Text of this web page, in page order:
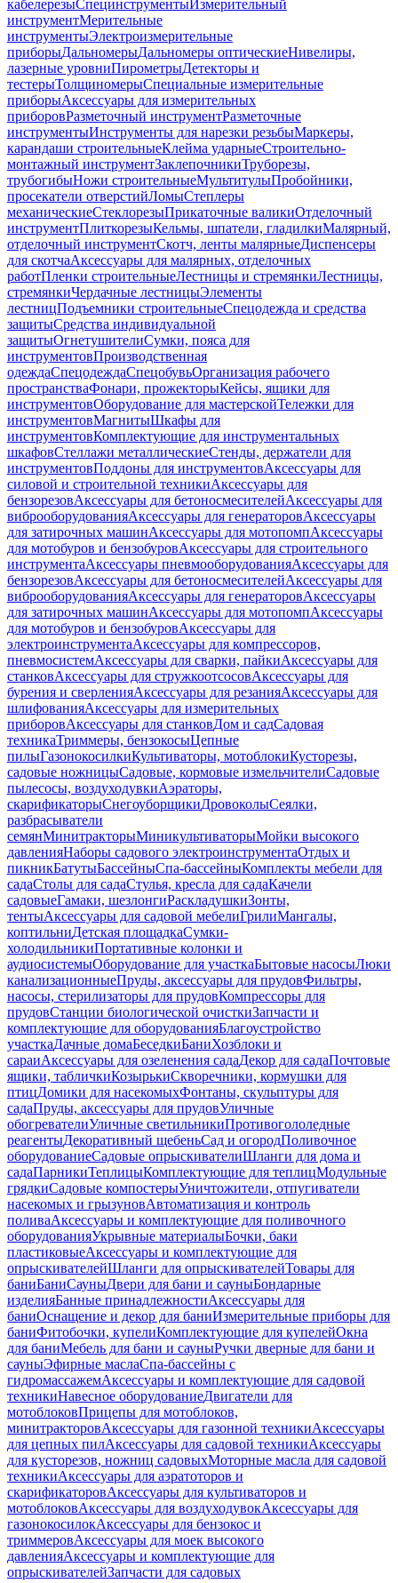
кабелерезыСпецинструментыИзмерительный
инструментМерительные
инструментыЭлектроизмерительные
приборыДальномерыДальномеры оптическиеНивелиры,
лазерные уровниПирометрыДетекторы и
тестерыТолщиномерыСпециальные измерительные
приборыАксессуары для измерительных
приборовРазметочный инструментРазметочные
инструментыИнструменты для нарезки резьбыМаркеры,
карандаши строительныеКлейма ударныеСтроительно-
монтажный инструментЗаклепочникиТруборезы,
трубогибыНожи строительныеМультитулыПробойники,
просекатели отверстийЛомыСтеплеры
механическиеСтеклорезыПрикаточные валикиОтделочный
инструментПлиткорезыКельмы, шпатели, гладилкиМалярный,
отделочный инструментСкотч, ленты малярныеДиспенсеры
для скотчаАксессуары для малярных, отделочных
работПленки строительныеЛестницы и стремянкиЛестницы,
стремянкиЧердачные лестницыЭлементы
лестницПодъемники строительныеСпецодежда и средства
защитыСредства индивидуальной
защитыОгнетушителиСумки, пояса для
инструментовПроизводственная
одеждаСпецодеждаСпецобувьОрганизация рабочего
пространстваФонари, прожекторыКейсы, ящики для
инструментовОборудование для мастерскойТележки для
инструментовМагнитыШкафы для
инструментовКомплектующие для инструментальных
шкафовСтеллажи металлическиеСтенды, держатели для
инструментовПоддоны для инструментовАксессуары для
силовой и строительной техникиАксессуары для
бензорезовАксессуары для бетоносмесителейАксессуары для
виброоборудованияАксессуары для генераторовАксессуары
для затирочных машинАксессуары для мотопомпАксессуары
для мотобуров и бензобуровАксессуары для строительного
инструментаАксессуары пневмооборудованияАксессуары для
бензорезовАксессуары для бетоносмесителейАксессуары для
виброоборудованияАксессуары для генераторовАксессуары
для затирочных машинАксессуары для мотопомпАксессуары
для мотобуров и бензобуровАксессуары для
электроинструментаАксессуары для компрессоров,
пневмосистемАксессуары для сварки, пайкиАксессуары для
станковАксессуары для стружкоотсосовАксессуары для
бурения и сверленияАксессуары для резанияАксессуары для
шлифованияАксессуары для измерительных
приборовАксессуары для станковДом и садСадовая
техникаТриммеры, бензокосыЦепные
пилыГазонокосилкиКультиваторы, мотоблокиКусторезы,
садовые ножницыСадовые, кормовые измельчителиСадовые
пылесосы, воздуходувкиАэраторы,
скарификаторыСнегоуборщикиДровоколыСеялки,
разбрасыватели
семянМинитракторыМиникультиваторыМойки высокого
давленияНаборы садового электроинструментаОтдых и
пикникБатутыБассейныСпа-бассейныКомплекты мебели для
садаСтолы для садаСтулья, кресла для садаКачели
садовыеГамаки, шезлонгиРаскладушкиЗонты,
тентыАксессуары для садовой мебелиГрилиМангалы,
коптильниДетская площадкаСумки-
холодильникиПортативные колонки и
аудиосистемыОборудование для участкаБытовые насосыЛюки
канализационныеПруды, аксессуары для прудовФильтры,
насосы, стерилизаторы для прудовКомпрессоры для
прудовСтанции биологической очисткиЗапчасти и
комплектующие для оборудованияБлагоустройство
участкаДачные домаБеседкиБаниХозблоки и
сараиАксессуары для озеленения садаДекор для садаПочтовые
ящики, табличкиКозырькиСкворечники, кормушки для
птицДомики для насекомыхФонтаны, скульптуры для
садаПруды, аксессуары для прудовУличные
обогревателиУличные светильникиПротивогололедные
реагентыДекоративный щебеньСад и огородПоливочное
оборудованиеСадовые опрыскивателиШланги для дома и
садаПарникиТеплицыКомплектующие для теплицМодульные
грядкиСадовые компостерыУничтожители, отпугиватели
насекомых и грызуновАвтоматизация и контроль
поливаАксессуары и комплектующие для поливочного
оборудованияУкрывные материалыБочки, баки
пластиковыеАксессуары и комплектующие для
опрыскивателейШланги для опрыскивателейТовары для
баниБаниСауныДвери для бани и сауныБондарные
изделияБанные принадлежностиАксессуары для
баниОснащение и декор для баниИзмерительные приборы для
баниФитобочки, купелиКомплектующие для купелейОкна
для баниМебель для бани и сауныРучки дверные для бани и
сауныЭфирные маслаСпа-бассейны с
гидромассажемАксессуары и комплектующие для садовой
техникиНавесное оборудованиеДвигатели для
мотоблоковПрицепы для мотоблоков,
минитракторовАксессуары для газонной техникиАксессуары
для цепных пилАксессуары для садовой техникиАксессуары
для кусторезов, ножниц садовыхМоторные масла для садовой
техникиАксессуары для аэратоторов и
скарификаторовАксессуары для культиваторов и
мотоблоковАксессуары для воздуходувокАксессуары для
газонокосилокАксессуары для бензокос и
триммеровАксессуары для моек высокого
давленияАксессуары и комплектующие для
опрыскивателейЗапчасти для садовых